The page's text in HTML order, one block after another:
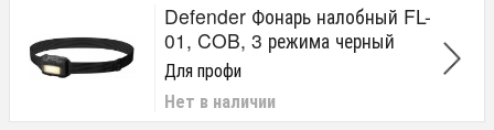
Defender Фонарь налобный FL-
01, COB, 3 режима черный
Для профи
Нет в наличии